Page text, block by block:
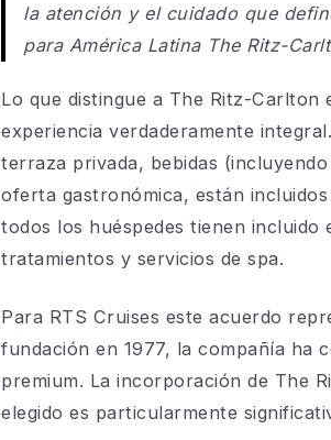
la atención y el cuidado que
para América Latina The Ritz-
Lo que distingue a The Ritz-
experiencia verdaderamente
terraza privada, bebidas
oferta gastronómica, están
todos los huéspedes tienen
tratamientos y servicios de spa.
Para RTS Cruises este acuerdo
fundación en 1977, la compañía ha
premium. La incorporación de The
elegido es particularmente